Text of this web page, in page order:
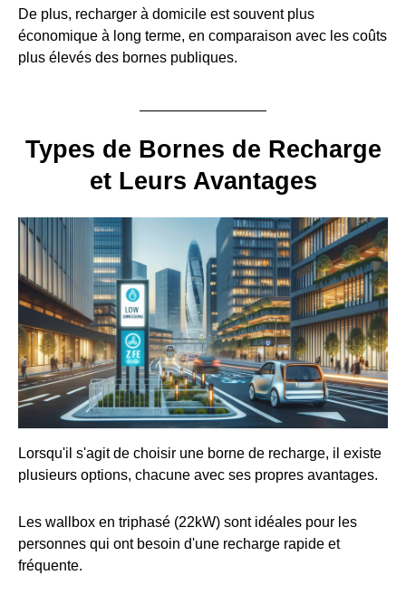
De plus, recharger à domicile est souvent plus
économique à long terme, en comparaison avec les coûts
plus élevés des bornes publiques.
Types de Bornes de Recharge
et Leurs Avantages
Lorsqu'il s'agit de choisir une borne de recharge, il existe
plusieurs options, chacune avec ses propres avantages.
Les wallbox en triphasé (22kW) sont idéales pour les
personnes qui ont besoin d'une recharge rapide et
fréquente.